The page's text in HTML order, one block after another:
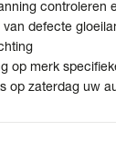
controleren
van defecte
op merk
op zaterdag uw